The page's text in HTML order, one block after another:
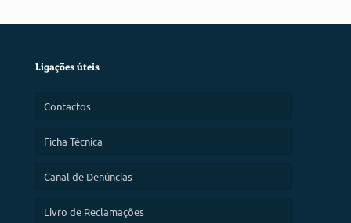
Ligações úteis
Contactos
Ficha Técnica
Canal de Denúncias
Livro de Reclamações